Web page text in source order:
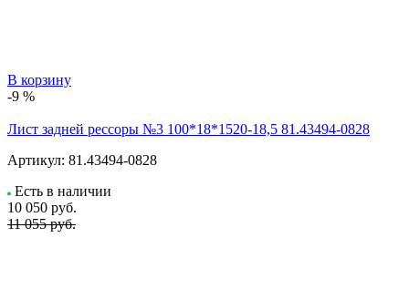
В корзину
-9 %
Лист задней рессоры №3 100*18*1520-18,5 81.43494-0828
Артикул: 81.43494-0828
Есть в наличии
10 050 руб.
11 055 руб.